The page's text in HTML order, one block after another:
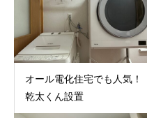
オール電化住宅でも人気！
乾太くん設置